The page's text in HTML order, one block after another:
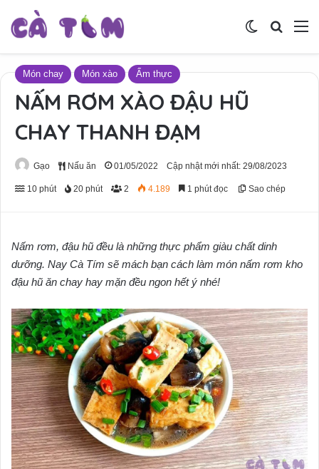
Tìm
Switch skin
Món chay Món xào Ẩm thực
NẤM RƠM XÀO ĐẬU HŨ
CHAY THANH ĐẠM
Gạo Nấu ăn 01/05/2022 Cập nhật mới nhất: 29/08/2023
10 phút 20 phút 2 4.189 1 phút đọc Sao chép
Nấm rơm, đậu hũ đều là những thực phẩm giàu chất dinh
dưỡng. Nay Cà Tím sẽ mách bạn cách làm món nấm rơm kho
đậu hũ ăn chay hay mặn đều ngon hết ý nhé!